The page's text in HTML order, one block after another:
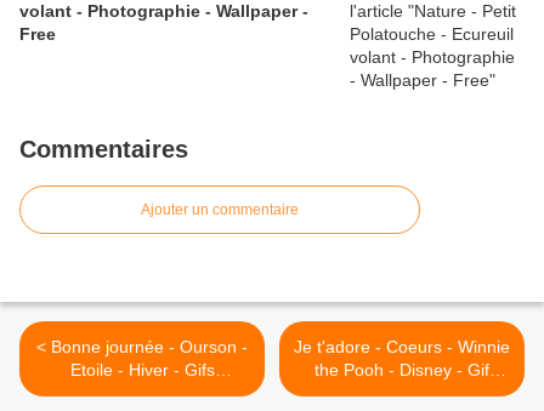
volant - Photographie - Wallpaper -
Free
Commentaires
Ajouter un commentaire
< Bonne journée - Ourson -
Etoile - Hiver - Gifs
scintillant - Gratuit
Je t'adore - Coeurs - Winnie
the Pooh - Disney - Gif
animé - Gratuit >